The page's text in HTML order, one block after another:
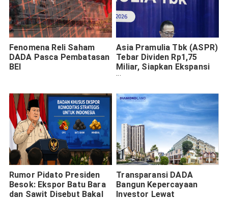
Fenomena Reli Saham
DADA Pasca Pembatasan
BEI
Asia Pramulia Tbk (ASPR)
Tebar Dividen Rp1,75
Miliar, Siapkan Ekspansi
Mesin Produksi untuk
Rumor Pidato Presiden
Besok: Ekspor Batu Bara
dan Sawit Disebut Bakal
Transparansi DADA
Bangun Kepercayaan
Investor Lewat